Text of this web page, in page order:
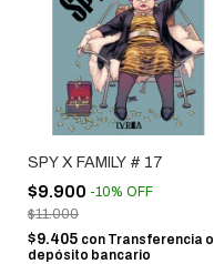
SPY X FAMILY # 17
$9.900 -10% OFF
$11.000
$9.405 con Transferencia o
depósito bancario